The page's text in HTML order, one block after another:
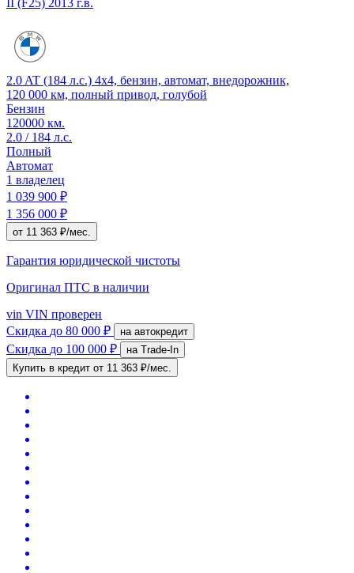
2.0 AT (184 л.с.) 4x4, бензин, автомат, внедорожник,
120 000 км, полный привод, голубой
Бензин
120000 км.
2.0 / 184 л.с.
Полный
Автомат
1 владелец
1 039 900 ₽
1 356 000 ₽
от 11 363 ₽/мес.
Гарантия юридической чистоты
Оригинал ПТС в наличии
vin VIN проверен
Скидка до 80 000 ₽ на автокредит
Скидка до 100 000 ₽
на Trade-In
Купить в кредит от 11 363 ₽/мес.